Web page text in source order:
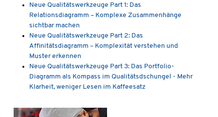
Neue Qualitätswerkzeuge Part 1: Das
Relationsdiagramm – Komplexe Zusammenhänge
sichtbar machen
Neue Qualitätswerkzeuge Part 2: Das
Affinitätsdiagramm – Komplexität verstehen und
Muster erkennen
Neue Qualitätswerkzeuge Part 3: Das Portfolio-
Diagramm als Kompass im Qualitätsdschungel - Mehr
Klarheit, weniger Lesen im Kaffeesatz